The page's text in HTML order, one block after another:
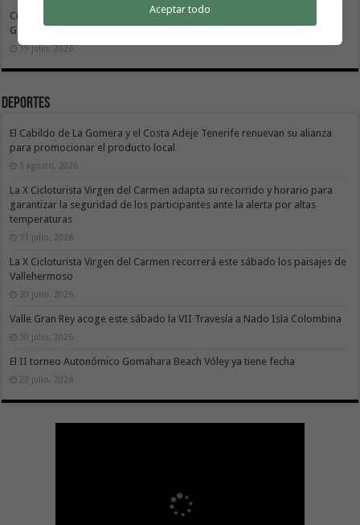
Cuidar es avanzar: el escudo social que sostiene el progreso de La
Gomera
19 julio, 2026
Deportes
El Cabildo de La Gomera y el Costa Adeje Tenerife renuevan su alianza
para promocionar el producto local
3 agosto, 2026
La X Cicloturista Virgen del Carmen adapta su recorrido y horario para
garantizar la seguridad de los participantes ante la alerta por altas
temperaturas
31 julio, 2026
La X Cicloturista Virgen del Carmen recorrerá este sábado los paisajes de
Vallehermoso
30 julio, 2026
Valle Gran Rey acoge este sábado la VII Travesía a Nado Isla Colombina
30 julio, 2026
El II torneo Autonómico Gomahara Beach Vóley ya tiene fecha
27 julio, 2026
Aceptar todo